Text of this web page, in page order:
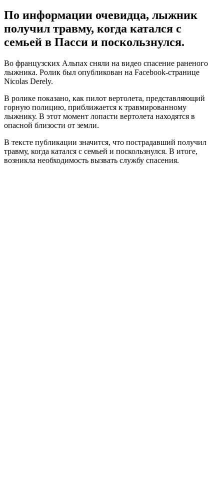
По информации очевидца, лыжник
получил травму, когда катался с
семьей в Пасси и поскользнулся.
Во французских Альпах сняли на видео спасение раненого
лыжника. Ролик был опубликован на Facebook-странице
Nicolas Derely.
В ролике показано, как пилот вертолета, представляющий
горную полицию, приближается к травмированному
лыжнику. В этот момент лопасти вертолета находятся в
опасной близости от земли.
В тексте публикации значится, что пострадавший получил
травму, когда катался с семьей и поскользнулся. В итоге,
возникла необходимость вызвать службу спасения.